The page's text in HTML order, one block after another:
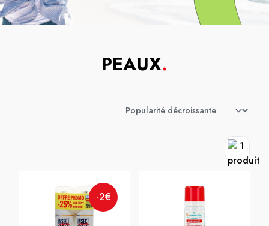
PEAUX.
-2€